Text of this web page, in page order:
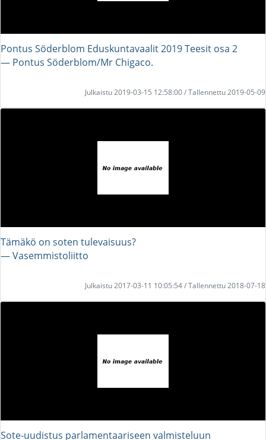
Pontus Söderblom Eduskuntavaalit 2019 Teesit osa 2
― Pontus Söderblom/Mr Chigaco.
Julkaistu 2019-03-15 12:58:00 / Tallennettu 2019-05-09
Tämäkö on soten tulevaisuus?
― Vasemmistoliitto
Julkaistu 2017-03-11 10:05:54 / Tallennettu 2018-07-18
Sote-uudistus parlamentaariseen valmisteluun